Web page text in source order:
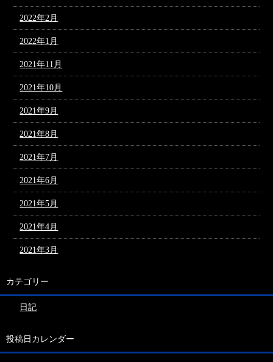
2022年2月
2022年1月
2021年11月
2021年10月
2021年9月
2021年8月
2021年7月
2021年6月
2021年5月
2021年4月
2021年3月
カテゴリー
日記
投稿日カレンダー